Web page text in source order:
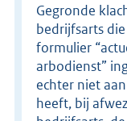
Gegronde
bedrijfsarts
formulier
arbodienst”
echter niet
heeft, bij